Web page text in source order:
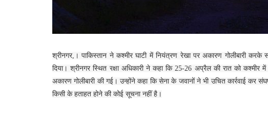
श्रीनगर,। पाकिस्तान ने कश्मीर घाटी में नियंत्रण रेखा पर अकारण गोलीबारी
दिया। श्रीनगर स्थित रक्षा अधिकारी ने कहा कि 25-26 अप्रैल की रात को कश्मीर
अकारण गोलीबारी की गई। उन्होंने कहा कि सेना के जवानों ने भी उचित कार्रवाई कर
किसी के हताहत होने की कोई सूचना नहीं है।